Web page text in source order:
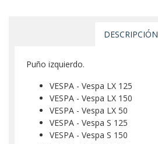
DESCRIPCIÓN
Puño izquierdo.
VESPA - Vespa LX 125
VESPA - Vespa LX 150
VESPA - Vespa LX 50
VESPA - Vespa S 125
VESPA - Vespa S 150